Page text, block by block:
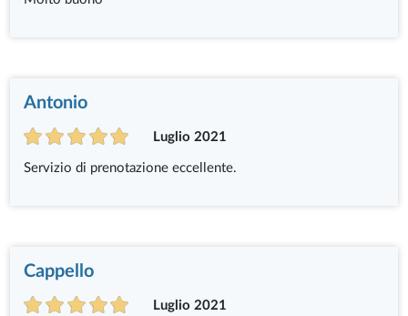
Antonio
Luglio 2021
Servizio di prenotazione eccellente.
Cappello
Luglio 2021